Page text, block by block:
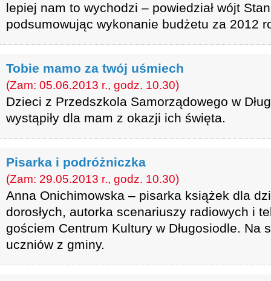
lepiej nam to wychodzi – powiedział wójt
podsumowując wykonanie budżetu za 2012
Tobie mamo za twój uśmiech
(Zam: 05.06.2013 r., godz. 10.30)
Dzieci z Przedszkola Samorządowego w
wystąpiły dla mam z okazji ich święta.
Pisarka i podróżniczka
(Zam: 29.05.2013 r., godz. 10.30)
Anna Onichimowska – pisarka książek dla
dorosłych, autorka scenariuszy radiowych i
gościem Centrum Kultury w Długosiodle. Na
uczniów z gminy.